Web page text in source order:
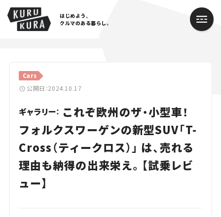
はじめよう、
クルマのある暮らし。
Cars
公開日：2024.10.17
ギャラリー： これぞ欧州のザ・小型車！
フォルクスワーゲンの新型SUV「T-
Cross（ティークロス）」 は、売れる
理由も納得の出来栄え。【試乗レビ
ュー】
Cars
Lifestyle
Traffic
Special
Series